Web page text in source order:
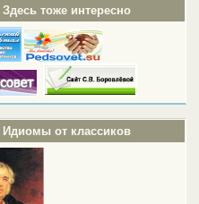
Здесь тоже интересно
Идиомы от классиков